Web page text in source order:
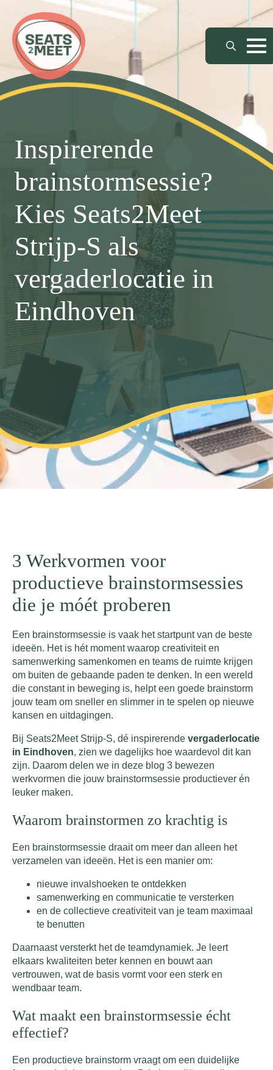
Search
Inspirerende
brainstormsessie?
Kies Seats2Meet
Strijp-S als
vergaderlocatie in
Eindhoven
3 Werkvormen voor
productieve brainstormsessies
die je móét proberen
Een brainstormsessie is vaak het startpunt van de beste
ideeën. Het is hét moment waarop creativiteit en
samenwerking samenkomen en teams de ruimte krijgen
om buiten de gebaande paden te denken. In een wereld
die constant in beweging is, helpt een goede brainstorm
jouw team om sneller en slimmer in te spelen op nieuwe
kansen en uitdagingen.
Bij Seats2Meet Strijp-S, dé inspirerende vergaderlocatie
in Eindhoven, zien we dagelijks hoe waardevol dit kan
zijn. Daarom delen we in deze blog 3 bewezen
werkvormen die jouw brainstormsessie productiever én
leuker maken.
Waarom brainstormen zo krachtig is
Een brainstormsessie draait om meer dan alleen het
verzamelen van ideeën. Het is een manier om:
nieuwe invalshoeken te ontdekken
samenwerking en communicatie te versterken
en de collectieve creativiteit van je team maximaal
te benutten
Daarnaast versterkt het de teamdynamiek. Je leert
elkaars kwaliteiten beter kennen en bouwt aan
vertrouwen, wat de basis vormt voor een sterk en
wendbaar team.
Wat maakt een brainstormsessie écht
effectief?
Een productieve brainstorm vraagt om een duidelijke